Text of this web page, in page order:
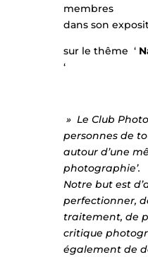
membres
dans son
sur le thême ‘
‘
» Le Club
personnes de
autour d’une
photographie’.
Notre but est
perfectionner,
traitement, de
critique
également de